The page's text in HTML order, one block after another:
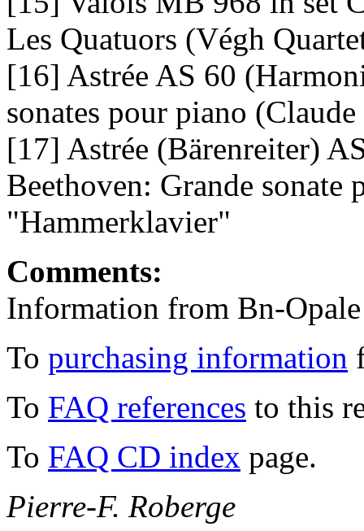
Les Quatuors (Végh
[16] Astrée AS 60
sonates pour piano
[17] Astrée (Bärenreiter)
Beethoven: Grande sonate
"Hammerklavier"
Comments:
Information from Bn-
To purchasing information
To FAQ references to this
To FAQ CD index page.
Pierre-F. Roberge